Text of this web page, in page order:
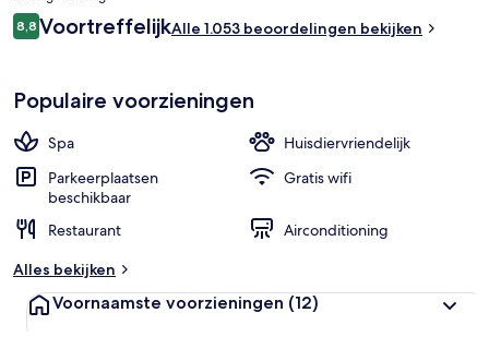
is
€ 86
Beoordelingen
8,88,8 op 10 –
VoortreffelijkAlle 1.053 beoordelingen bekijken
Populaire voorzieningen
Spa
Huisdiervriendelijk
Parkeerplaatsen
beschikbaar
Gratis wifi
Restaurant
Airconditioning
Alles bekijken
Voornaamste voorzieningen (12)